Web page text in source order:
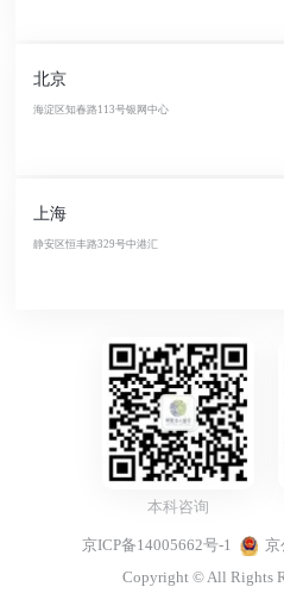
京ICP备14005662号-1
京
Copyright © All Rights
北京
海淀区知春路113号银网中心
上海
静安区恒丰路329号中港汇
本科咨询